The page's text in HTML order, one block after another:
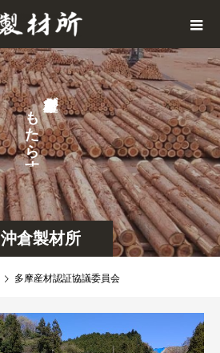
沖倉製材所
が
も
た
ら
す
多摩産材認証協議委員会